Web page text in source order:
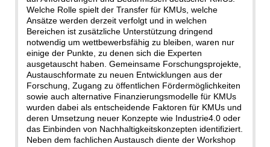
Welche Rolle spielt der Transfer für KMUs, welche
Ansätze werden derzeit verfolgt und in welchen
Bereichen ist zusätzliche Unterstützung dringend
notwendig um wettbewerbsfähig zu bleiben, waren nur
einige der Punkte, zu denen sich die Experten
ausgetauscht haben. Gemeinsame Forschungsprojekte,
Austauschformate zu neuen Entwicklungen aus der
Forschung, Zugang zu öffentlichen Fördermöglichkeiten
sowie auch alternative Finanzierungsmodelle für KMUs
wurden dabei als entscheidende Faktoren für KMUs und
deren Umsetzung neuer Konzepte wie Industrie4.0 oder
das Einbinden von Nachhaltigkeitskonzepten identifiziert.
Neben dem fachlichen Austausch diente der Workshop